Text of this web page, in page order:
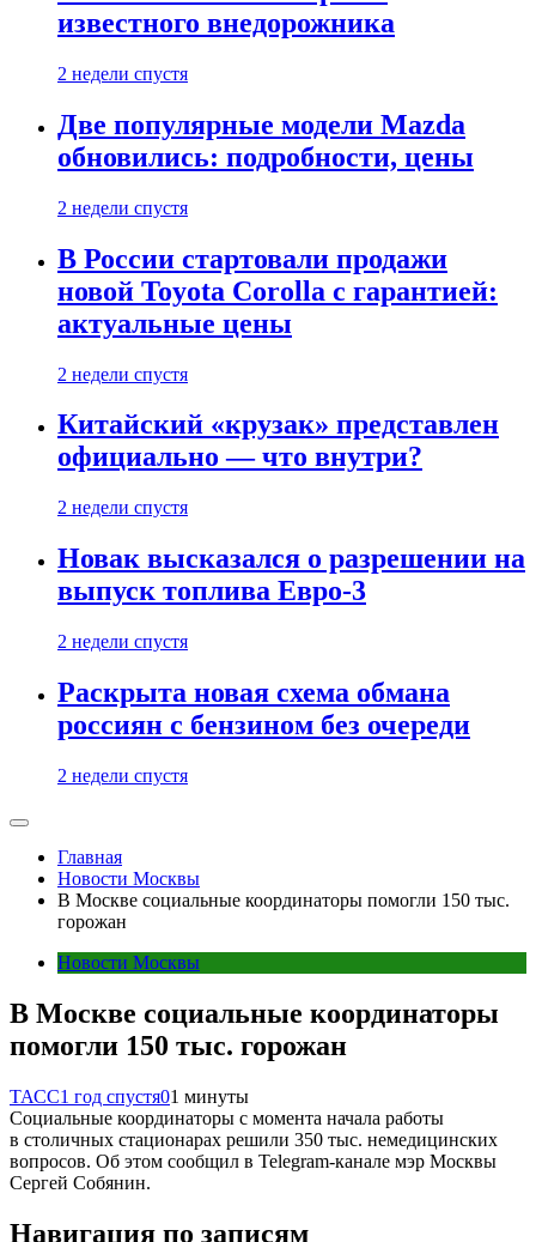
известного внедорожника
2 недели спустя
Две популярные модели Mazda
обновились: подробности, цены
2 недели спустя
В России стартовали продажи
новой Toyota Corolla с гарантией:
актуальные цены
2 недели спустя
Китайский «крузак» представлен
официально — что внутри?
2 недели спустя
Новак высказался о разрешении на
выпуск топлива Евро-3
2 недели спустя
Раскрыта новая схема обмана
россиян с бензином без очереди
2 недели спустя
Главная
Новости Москвы
В Москве социальные координаторы помогли 150 тыс.
горожан
Новости Москвы
В Москве социальные координаторы
помогли 150 тыс. горожан
ТАСС1 год спустя01 минуты
Социальные координаторы с момента начала работы
в столичных стационарах решили 350 тыс. немедицинских
вопросов. Об этом сообщил в Telegram-канале мэр Москвы
Сергей Собянин.
Навигация по записям